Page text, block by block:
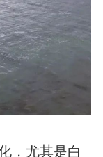
，尤其是白